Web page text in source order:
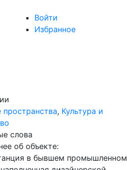
Войти
Избранное
пространства, Культура и
слова
об объекте:
в бывшем промышленном